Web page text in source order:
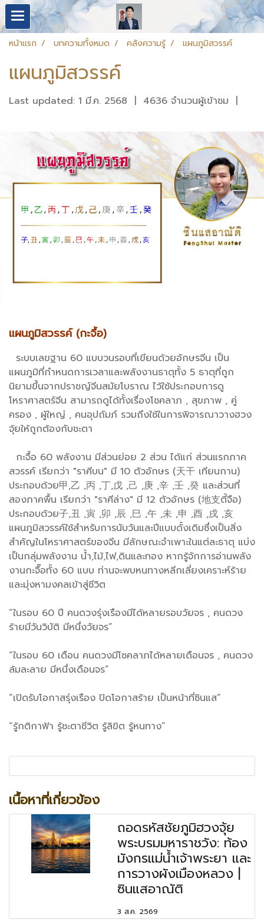
หน้าแรก บทความทั้งหมด คลังความรู้ แผนภูมิสวรรค์
แผนภูมิสวรรค์
Last updated: 1 มี.ค. 2568 | 4636 จำนวนผู้เข้าชม |
แผนภูมิสวรรค์ (กะจื้อ)
ระบบเลขฐาน 60 แบบวนรอบที่เขียนด้วยอักษรจีน เป็น
แผนภูมิที่กำหนดการเวลาและพลังงานธาตุทั้ง 5 ธาตุที่ถูก
นิยามขึ้นจากปราชญ์จีนสมัยโบราณ ไว้ใช้ประกอบการดู
โหราศาสตร์จีน สามารถดูได้ทั้งเรื่องโชคลาภ , สุขภาพ , คู่
ครอง , ผู้ใหญ่ , คนอุปถัมภ์ รวมถึงใช้ในการพิจารณาวางฮวง
จุ้ยให้ถูกต้องกับชะตา
กะจื้อ 60 พลังงาน มีส่วนย่อย 2 ส่วน ได้แก่ ส่วนแรกภาค
สวรรค์ เรียกว่า "ราศีบน" มี 10 ตัวอักษร (天干 เทียนกาน)
ประกอบด้วย甲,乙 ,丙 ,丁,戊 ,己 ,庚 ,辛 ,壬 ,癸 และส่วนที่
สองภาคพื้น เรียกว่า "ราศีล่าง" มี 12 ตัวอักษร (地支ตี้จือ)
ประกอบด้วย子,丑 ,寅 ,卯 ,辰 ,巳 ,午 ,未 ,申 ,酉 ,戌 ,亥
แผนภูมิสวรรค์ใช้สำหรับการนับวันและปีแบบดั้งเดิมซึ่งเป็นสิ่ง
สำคัญในโหราศาสตร์ของจีน มีลักษณะจำเพาะในแต่ละธาตุ แบ่ง
เป็นกลุ่มพลังงาน น้ำ,ไม้,ไฟ,ดินและทอง หากรู้จักการอ่านพลัง
งานกะจื๊อทั้ง 60 แบบ ท่านจะพบหนทางหลีกเลี่ยงเคราะห์ร้าย
และมุ่งหามงคลเข้าสู่ชีวิต
“ในรอบ 60 ปี คนดวงรุ่งเรืองมีได้หลายรอบวัยจร , คนดวง
ร้ายมีวันวิบัติ มีหนึ่งวัยจร”
“ในรอบ 60 เดือน คนดวงมีโชคลาภได้หลายเดือนจร , คนดวง
ล้มละลาย มีหนึ่งเดือนจร”
“เปิดรับโอกาสรุ่งเรือง ปิดโอกาสร้าย เป็นหน้าที่ซินแส”
“รู้กติกาฟ้า รู้ชะตาชีวิต รู้ลิขิต รู้หนทาง”
เนื้อหาที่เกี่ยวข้อง
ถอดรหัสชัยภูมิฮวงจุ้ย
พระบรมมหาราชวัง: ท้อง
มังกรแม่น้ำเจ้าพระยา และ
การวางผังเมืองหลวง |
ซินแสอาณัติ
3 ส.ค. 2569